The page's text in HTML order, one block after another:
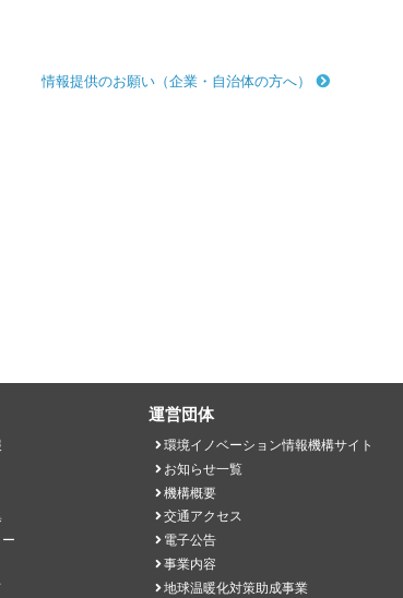
情報提供のお願い（企業・自治体の方へ）
運営団体
環境イノベーション情報機構サイト
お知らせ一覧
機構概要
交通アクセス
電子公告
事業内容
地球温暖化対策助成事業